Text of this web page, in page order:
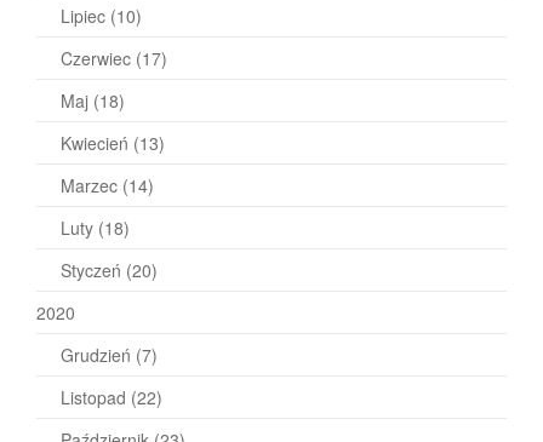
Lipiec (10)
Czerwiec (17)
Maj (18)
Kwiecień (13)
Marzec (14)
Luty (18)
Styczeń (20)
2020
Grudzień (7)
Listopad (22)